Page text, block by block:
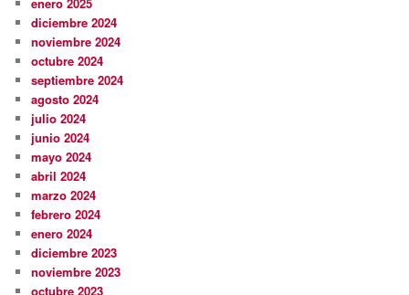
diciembre 2024
noviembre 2024
octubre 2024
septiembre 2024
agosto 2024
julio 2024
junio 2024
mayo 2024
abril 2024
marzo 2024
febrero 2024
enero 2024
diciembre 2023
noviembre 2023
octubre 2023